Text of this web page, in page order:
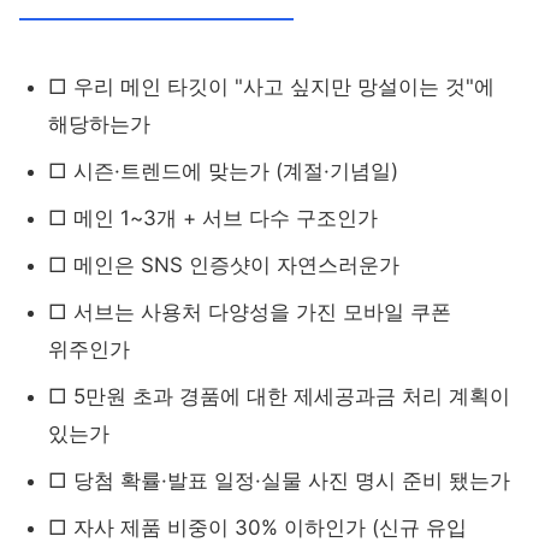
□ 우리 메인 타깃이 "사고 싶지만 망설이는 것"에
해당하는가
□ 시즌·트렌드에 맞는가 (계절·기념일)
□ 메인 1~3개 + 서브 다수 구조인가
□ 메인은 SNS 인증샷이 자연스러운가
□ 서브는 사용처 다양성을 가진 모바일 쿠폰
위주인가
□ 5만원 초과 경품에 대한 제세공과금 처리 계획이
있는가
□ 당첨 확률·발표 일정·실물 사진 명시 준비 됐는가
□ 자사 제품 비중이 30% 이하인가 (신규 유입